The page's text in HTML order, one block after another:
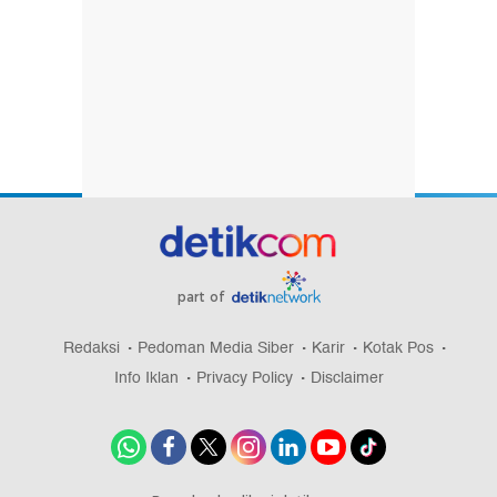
part of
Redaksi Pedoman Media Siber Karir
Kotak Pos
Info Iklan
Privacy Policy Disclaimer